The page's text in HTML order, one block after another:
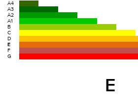
A4
A3
A2
A1
B
C
D
E
F
G
E